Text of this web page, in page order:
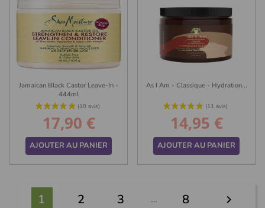
Jamaican Black Castor Leave-In -
444ml
Prix
17,90 €
AJOUTER AU PANIER
As I Am - Classique - Hydration...
Prix
14,95 €
AJOUTER AU PANIER
1 2 3 … 8 